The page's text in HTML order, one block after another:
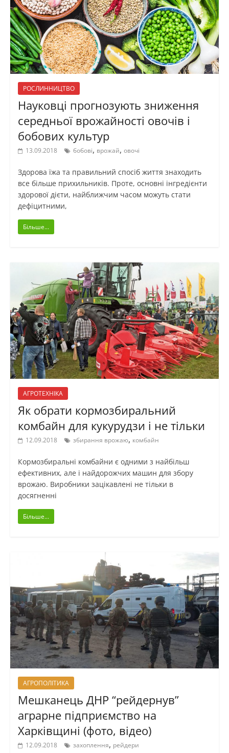
РОСЛИННИЦТВО
Науковці прогнозують зниження
середньої врожайності овочів і
бобових культур
13.09.2018 бобові, врожай, овочі
Здорова їжа та правильний спосіб життя знаходить
все більше прихильників. Проте, основні інгредієнти
здорової дієти, найближчим часом можуть стати
дефіцитними,
Більше...
АГРОТЕХНІКА
Як обрати кормозбиральний
комбайн для кукурудзи і не тільки
12.09.2018 збирання врожаю, комбайн
Кормозбиральні комбайни є одними з найбільш
ефективних, але і найдорожчих машин для збору
врожаю. Виробники зацікавлені не тільки в
досягненні
Більше...
АГРОПОЛІТИКА
Мешканець ДНР “рейдернув”
аграрне підприємство на
Харківщині (фото, відео)
12.09.2018 захоплення, рейдери